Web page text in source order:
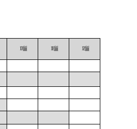
10월 11월 12월